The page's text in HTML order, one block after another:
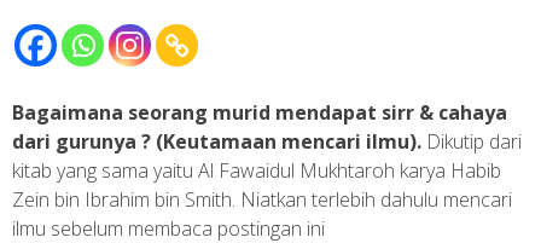
Bagaimana seorang murid mendapat sirr & cahaya
dari gurunya ? (Keutamaan mencari ilmu). Dikutip dari
kitab yang sama yaitu Al Fawaidul Mukhtaroh karya Habib
Zein bin Ibrahim bin Smith. Niatkan terlebih dahulu mencari
ilmu sebelum membaca postingan ini